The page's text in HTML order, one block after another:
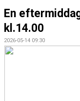
En
kl.14.00
2026-05-14 09:30